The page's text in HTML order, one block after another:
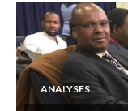
ANALYSES